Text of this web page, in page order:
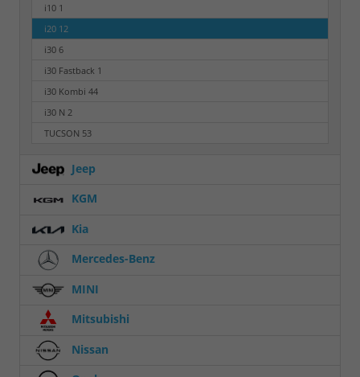
i10 1
i20 12
i30 6
i30 Fastback 1
i30 Kombi 44
i30 N 2
TUCSON 53
Jeep
KGM
Kia
Mercedes-Benz
MINI
Mitsubishi
Nissan